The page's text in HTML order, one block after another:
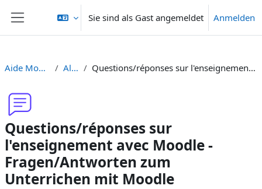
Website-Übersicht
Sie sind als Gast angemeldet Anmelden
Aide Moodle - Moodle Hilfe Allgemeines Questions/réponses sur l'enseignement avec Moodle - Fragen/Antworten zum Unterrichen mit Moodle
Questions/réponses sur
l'enseignement avec Moodle -
Fragen/Antworten zum
Unterrichen mit Moodle